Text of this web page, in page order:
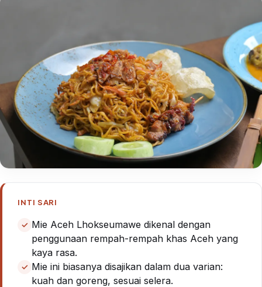
INTI SARI
Mie Aceh Lhokseumawe dikenal dengan
penggunaan rempah-rempah khas Aceh yang
kaya rasa.
Mie ini biasanya disajikan dalam dua varian:
kuah dan goreng, sesuai selera.